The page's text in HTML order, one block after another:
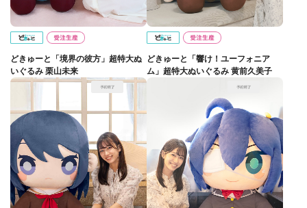
どきゅーと「境界の彼方」超特大ぬ
いぐるみ 栗山未来
どきゅーと「響け！ユーフォニア
ム」超特大ぬいぐるみ 黄前久美子